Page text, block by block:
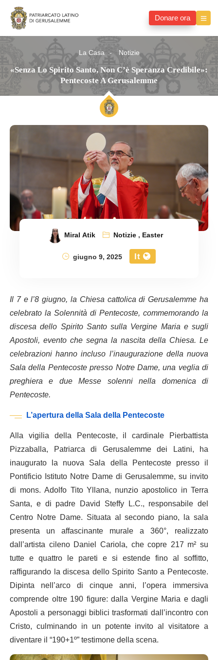
Donare ora
La Casa Notizie
«Senza Lo Spirito Santo, Non C’è Speranza Credibile»:
Pentecoste A Gerusalemme
Miral Atik Notizie, Easter
giugno 9, 2025
It
Il 7 e l’8 giugno, la Chiesa cattolica di Gerusalemme ha
celebrato la Solennità di Pentecoste, commemorando la
discesa dello Spirito Santo sulla Vergine Maria e sugli
Apostoli, evento che segna la nascita della Chiesa. Le
celebrazioni hanno incluso l’inaugurazione della nuova
Sala della Pentecoste presso Notre Dame, una veglia di
preghiera e due Messe solenni nella domenica di
Pentecoste.
L’apertura della Sala della Pentecoste
Alla vigilia della Pentecoste, il cardinale Pierbattista
Pizzaballa, Patriarca di Gerusalemme dei Latini, ha
inaugurato la nuova Sala della Pentecoste presso il
Pontificio Istituto Notre Dame di Gerusalemme, su invito
di mons. Adolfo Tito Yllana, nunzio apostolico in Terra
Santa, e di padre David Steffy L.C., responsabile del
Centro Notre Dame. Situata al secondo piano, la sala
presenta un affascinante murale a 360°, realizzato
dall’artista cileno Daniel Cariola, che copre 217 m² su
tutte e quattro le pareti e si estende fino al soffitto,
raffigurando la discesa dello Spirito Santo a Pentecoste.
Dipinta nell’arco di cinque anni, l’opera immersiva
comprende oltre 190 figure: dalla Vergine Maria e dagli
Apostoli a personaggi biblici trasformati dall’incontro con
Cristo, culminando in un potente invito al visitatore a
diventare il “190+1º” testimone della scena.